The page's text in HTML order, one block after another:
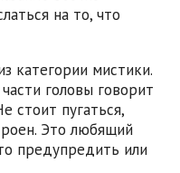
на то, что
категории мистики.
головы говорит
стоит пугаться,
Это любящий
предупредить или